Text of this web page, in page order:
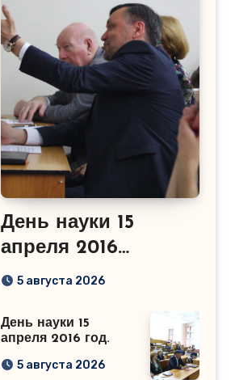
День науки 15
апреля 2016
год.Сабиров Р.М.
5 августа 2026
День науки 15
апреля 2016 год.
5 августа 2026